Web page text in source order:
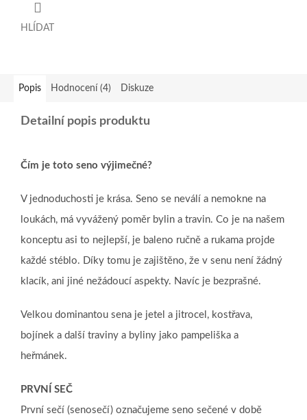
HLÍDAT
Popis Hodnocení (4) Diskuze
Detailní popis produktu
Čím je toto seno výjimečné?
V jednoduchosti je krása. Seno se neválí a nemokne na
loukách, má vyvážený poměr bylin a travin. Co je na našem
konceptu asi to nejlepší, je baleno ručně a rukama projde
každé stéblo. Díky tomu je zajištěno, že v senu není žádný
klacík, ani jiné nežádoucí aspekty. Navíc je bezprašné.
Velkou dominantou sena je jetel a jitrocel, kostřava,
bojínek a další traviny a byliny jako pampeliška a
heřmánek.
PRVNÍ SEČ
První sečí (senosečí) označujeme seno sečené v době